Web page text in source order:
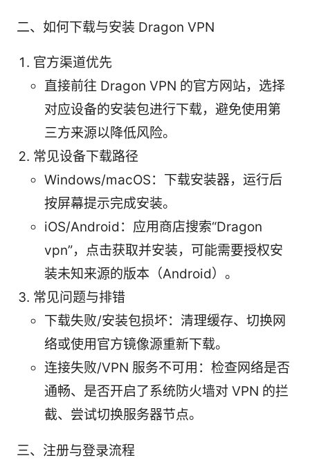
二、如何下载与安装 Dragon VPN
官方渠道优先
直接前往 Dragon VPN 的官方网站，选择
对应设备的安装包进行下载，避免使用第
三方来源以降低风险。
常见设备下载路径
Windows/macOS：下载安装器，运行后
按屏幕提示完成安装。
iOS/Android：应用商店搜索“Dragon
vpn”，点击获取并安装，可能需要授权安
装未知来源的版本（Android）。
常见问题与排错
下载失败/安装包损坏：清理缓存、切换网
络或使用官方镜像源重新下载。
连接失败/VPN 服务不可用：检查网络是否
通畅、是否开启了系统防火墙对 VPN 的拦
截、尝试切换服务器节点。
三、注册与登录流程